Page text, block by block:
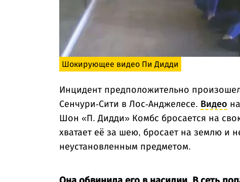
Шокирующее видео Пи Дидди
Инцидент предположительно
Сенчури-Сити в Лос-Анджелесе. Видео
Шон «П. Дидди» Комбс бросается на
хватает её за шею, бросает на землю и
неустановленным предметом.